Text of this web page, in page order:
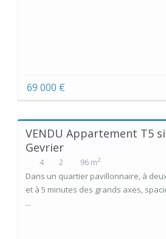
69 000 €
VENDU Appartement T5
Gevrier
4 2 96 m2
Dans un quartier pavillonnaire, à
et à 5 minutes des grands axes,
...